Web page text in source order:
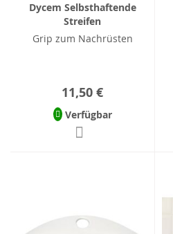
Dycem Selbsthaftende
Streifen
Grip zum Nachrüsten
11,50 €
Verfügbar